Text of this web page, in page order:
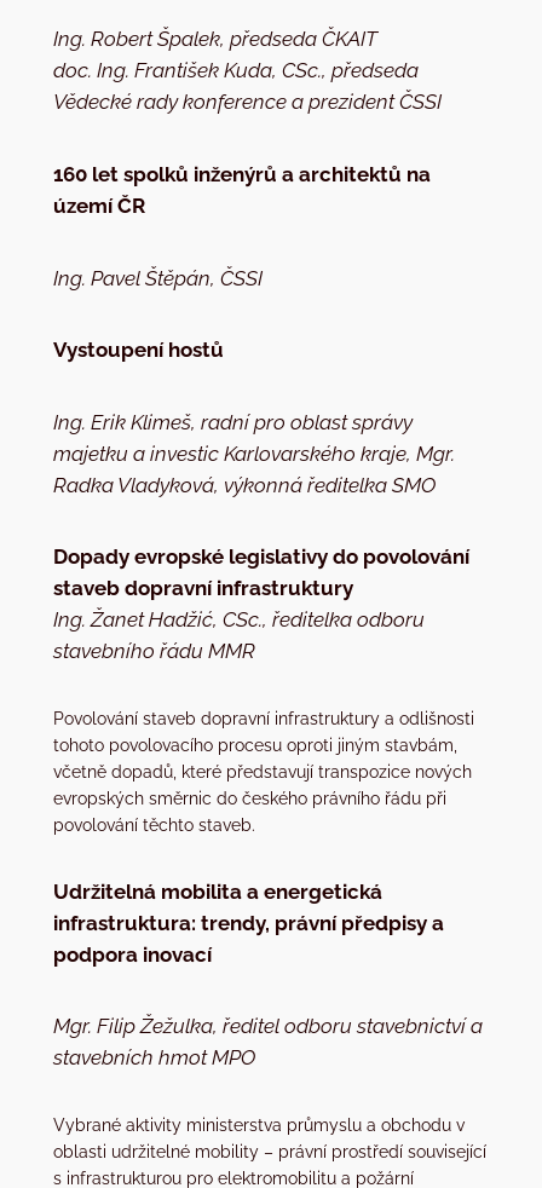
Ing. Robert Špalek, předseda ČKAIT
doc. Ing. František Kuda, CSc., předseda
Vědecké rady konference a prezident ČSSI
160 let spolků inženýrů a architektů na
území ČR
Ing. Pavel Štěpán, ČSSI
Vystoupení hostů
Ing. Erik Klimeš, radní pro oblast správy
majetku a investic Karlovarského kraje, Mgr.
Radka Vladyková, výkonná ředitelka SMO
Dopady evropské legislativy do povolování
staveb dopravní infrastruktury
Ing. Žanet Hadžić, CSc., ředitelka odboru
stavebního řádu MMR
Povolování staveb dopravní infrastruktury a odlišnosti
tohoto povolovacího procesu oproti jiným stavbám,
včetně dopadů, které představují transpozice nových
evropských směrnic do českého právního řádu při
povolování těchto staveb.
Udržitelná mobilita a energetická
infrastruktura: trendy, právní předpisy a
podpora inovací
Mgr. Filip Žežulka, ředitel odboru stavebnictví a
stavebních hmot MPO
Vybrané aktivity ministerstva průmyslu a obchodu v
oblasti udržitelné mobility – právní prostředí související
s infrastrukturou pro elektromobilitu a požární